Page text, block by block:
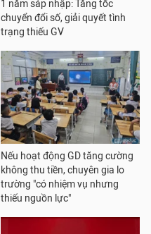
1 năm sáp nhập: Tăng tốc
chuyển đổi số, giải quyết tình
trạng thiếu GV
Nếu hoạt động GD tăng cường
không thu tiền, chuyên gia lo
trường "có nhiệm vụ nhưng
thiếu nguồn lực"